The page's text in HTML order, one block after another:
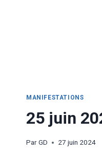
MANIFESTATIONS
25 juin
ParGD 27 juin 2024